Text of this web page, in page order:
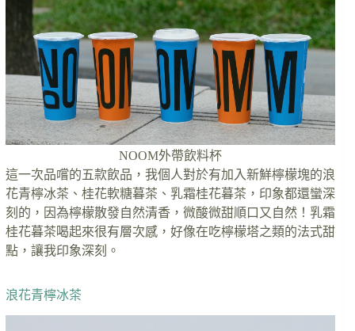
NOOM外帶飲料杯
這一次品嚐的五款飲品，我個人對於有加入新鮮檸檬塊的浪
花青檸冰茶、桂花軟糖暮茶、乳霜桂花暮茶，印象都還蠻深
刻的，因為檸檬散發自然清香，微酸微甜順口又自然！乳霜
桂花暮茶喝起來很有層次感，好像在吃檸檬塔之類的法式甜
點，讓我印象深刻。
浪花青檸冰茶